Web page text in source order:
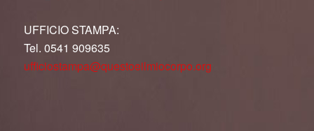
UFFICIO STAMPA:
Tel. 0541 909635
ufficiostampa@questoeilmiocorpo.org